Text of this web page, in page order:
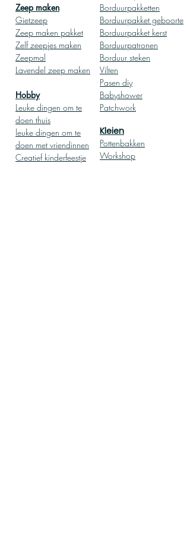
Zeep maken
Gietzeep
Zeep maken pakket
Zelf zeepjes maken
Zeepmal
Lavendel zeep maken
Hobby
Leuke dingen om te
doen thuis
leuke dingen om te
doen met vriendinnen
Creatief kinderfeestje
Borduurpakketten
Borduurpakket geboorte
Borduurpakket kerst
Borduurpatronen
Borduur steken
Vilten
Pasen diy
Babyshower
Patchwork
Kleien
Pottenbakken
Workshop